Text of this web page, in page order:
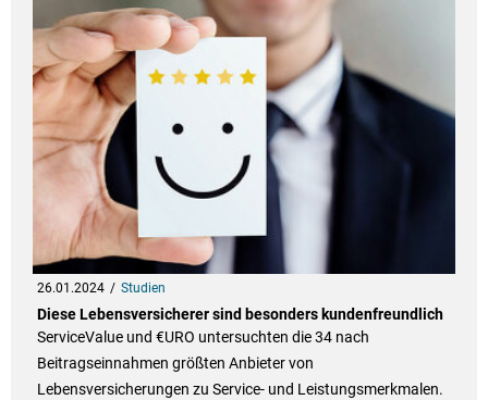
26.01.2024 Studien
Diese Lebensversicherer sind besonders kundenfreundlich
ServiceValue und €URO untersuchten die 34 nach
Beitragseinnahmen größten Anbieter von
Lebensversicherungen zu Service- und Leistungsmerkmalen.